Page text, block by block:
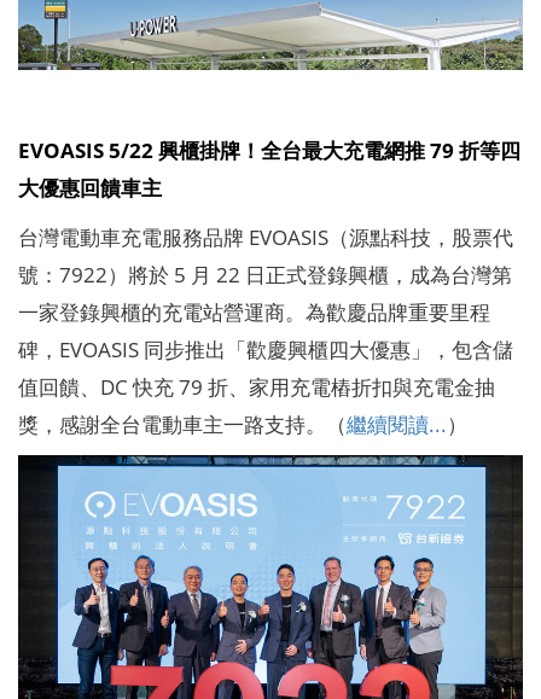
EVOASIS 5/22 興櫃掛牌！全台最大充電網推 79 折等四
大優惠回饋車主
台灣電動車充電服務品牌 EVOASIS（源點科技，股票代
號：7922）將於 5 月 22 日正式登錄興櫃，成為台灣第
一家登錄興櫃的充電站營運商。為歡慶品牌重要里程
碑，EVOASIS 同步推出「歡慶興櫃四大優惠」，包含儲
值回饋、DC 快充 79 折、家用充電樁折扣與充電金抽
獎，感謝全台電動車主一路支持。（繼續閱讀...）